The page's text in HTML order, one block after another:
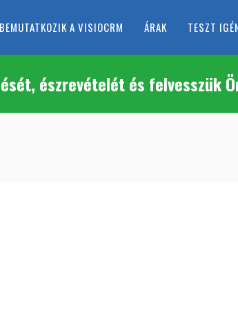
BEMUTATKOZIK A VISIOCRM ÁRAK TESZT
észrevételét és felvesszük